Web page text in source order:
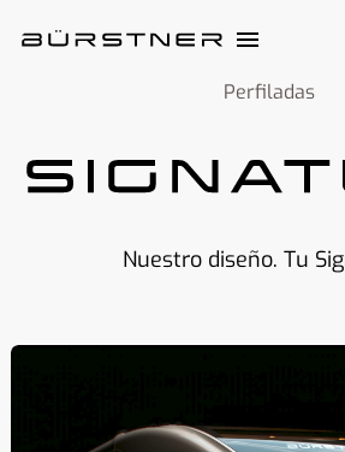
Perfiladas
Nuestro diseño. Tu